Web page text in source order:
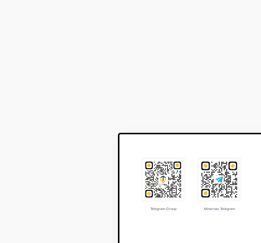
Minernav Telegram
Telegram Group